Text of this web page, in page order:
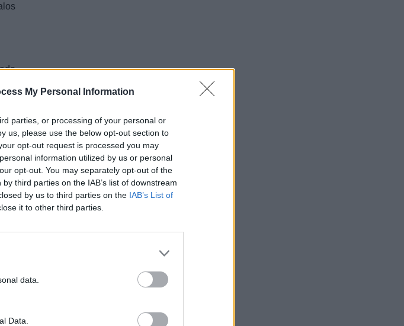
My Personal Information
parties, or processing of your personal or
us, please use the below opt-out section to
opt-out request is processed you may
information utilized by us or personal
opt-out. You may separately opt-out of the
third parties on the IAB’s list of downstream
by us to third parties on the IAB’s List of
it to other third parties.
data.
Data.